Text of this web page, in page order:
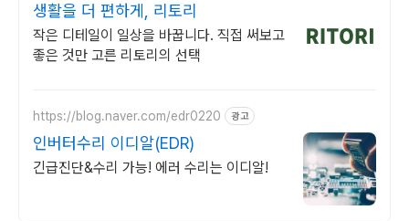
생활을 더 편하게, 리토리
작은 디테일이 일상을 바꿉니다. 직접 써보고
좋은 것만 고른 리토리의 선택
https://blog.naver.com/edr0220 광고
인버터수리 이디알(EDR)
긴급진단&수리 가능! 에러 수리는 이디알!